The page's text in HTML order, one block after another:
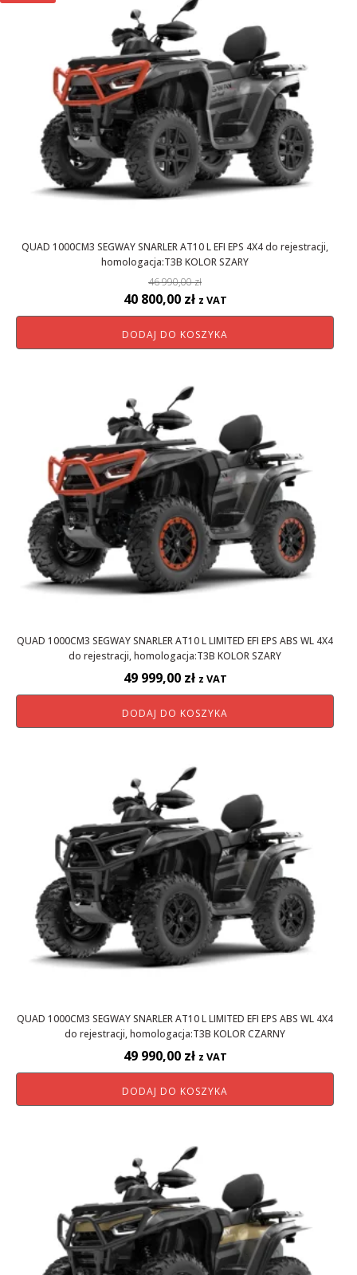
QUAD 1000CM3 SEGWAY SNARLER AT10 L EFI EPS 4X4 do rejestracji,
homologacja:T3B KOLOR SZARY
46 990,00zł
Pierwotna
cena
wynosiła:
40 800,00 złAktualna
cena
wynosi:
z VAT
DODAJ DO KOSZYKA
QUAD 1000CM3 SEGWAY SNARLER AT10 L LIMITED EFI EPS ABS WL 4X4
do rejestracji, homologacja:T3B KOLOR SZARY
49 999,00 zł z VAT
DODAJ DO KOSZYKA
QUAD 1000CM3 SEGWAY SNARLER AT10 L LIMITED EFI EPS ABS WL 4X4
do rejestracji, homologacja:T3B KOLOR CZARNY
49 990,00 zł z VAT
DODAJ DO KOSZYKA